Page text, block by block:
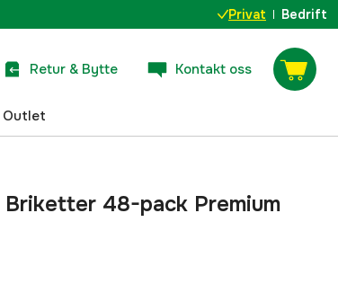
Privat Bedrift
Retur & Bytte Kontakt oss
Outlet
48-pack Premium